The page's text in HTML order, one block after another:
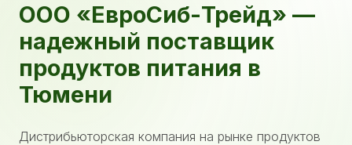
ООО «ЕвроСиб-Трейд» —
надежный поставщик
продуктов питания в
Тюмени
Дистрибьюторская компания на рынке продуктов